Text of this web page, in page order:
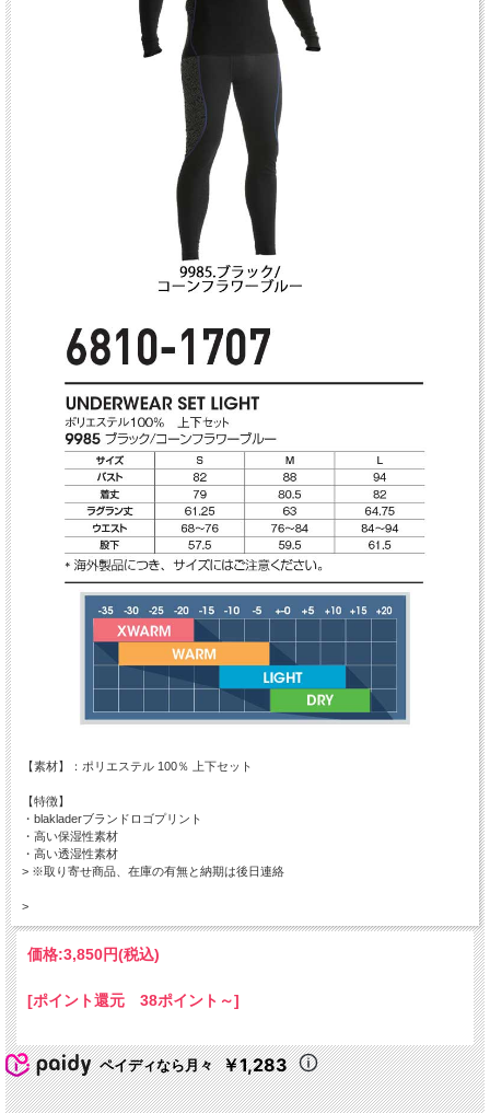
【素材】：ポリエステル 100％ 上下セット
【特徴】
・blakladerブランドロゴプリント
・高い保湿性素材
・高い透湿性素材
> ※取り寄せ商品、在庫の有無と納期は後日連絡
>
価格:3,850円(税込)
[ポイント還元 38ポイント～]
ペイディなら月々 ￥1,283